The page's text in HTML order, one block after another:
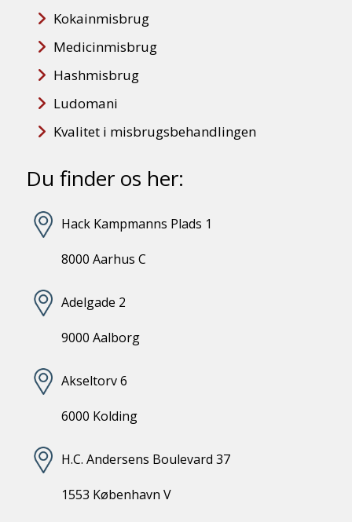
Kokainmisbrug
Medicinmisbrug
Hashmisbrug
Ludomani
Kvalitet i misbrugsbehandlingen
Du finder os her:
Hack Kampmanns Plads 1
8000 Aarhus C
Adelgade 2
9000 Aalborg
Akseltorv 6
6000 Kolding
H.C. Andersens Boulevard 37
1553 København V